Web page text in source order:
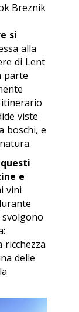
Breznik
si
alla
di Lent
parte
viste
boschi, e
e
vini
ricchezza
delle